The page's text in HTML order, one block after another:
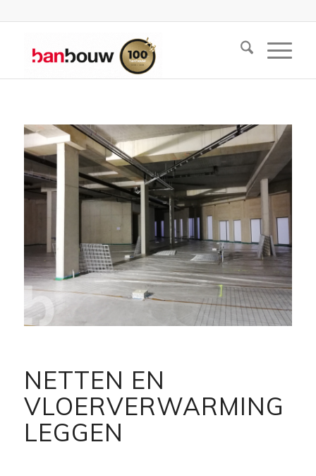
NETTEN EN
VLOERVERWARMING
LEGGEN